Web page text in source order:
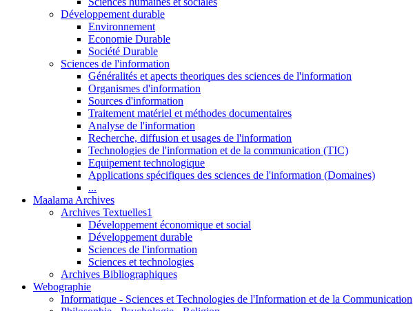
Développement durable
Environnement
Economie Durable
Société Durable
Sciences de l'information
Généralités et apects theoriques des sciences de l'information
Organismes d'information
Sources d'information
Traitement matériel et méthodes documentaires
Analyse de l'information
Recherche, diffusion et usages de l'information
Technologies de l'information et de la communication (TIC)
Equipement technologique
Applications spécifiques des sciences de l'information (Domaines)
...
Maalama Archives
Archives Textuelles1
Développement économique et social
Développement durable
Sciences de l'information
Sciences et technologies
Archives Bibliographiques
Webographie
Informatique - Sciences et Technologies de l'Information et de la Communication